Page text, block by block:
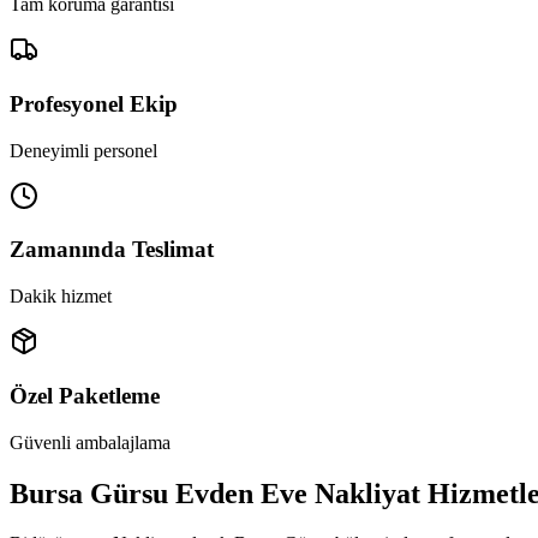
Tam koruma garantisi
Profesyonel Ekip
Deneyimli personel
Zamanında Teslimat
Dakik hizmet
Özel Paketleme
Güvenli ambalajlama
Bursa Gürsu Evden Eve Nakliyat